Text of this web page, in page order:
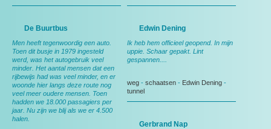
De Buurtbus
Men heeft tegenwoordig een auto.
Toen dit busje in 1979 ingesteld
werd, was het autogebruik veel
minder. Het aantal mensen dat een
rijbewijs had was veel minder, en er
woonde hier langs deze route nog
veel meer oudere mensen. Toen
hadden we 18.000 passagiers per
jaar. Nu zijn we blij als we er 4.500
halen.
Edwin Dening
Ik heb hem officieel geopend. In mijn
uppie. Schaar gepakt. Lint
gespannen....
weg - schaatsen - Edwin Dening -
tunnel
Gerbrand Nap